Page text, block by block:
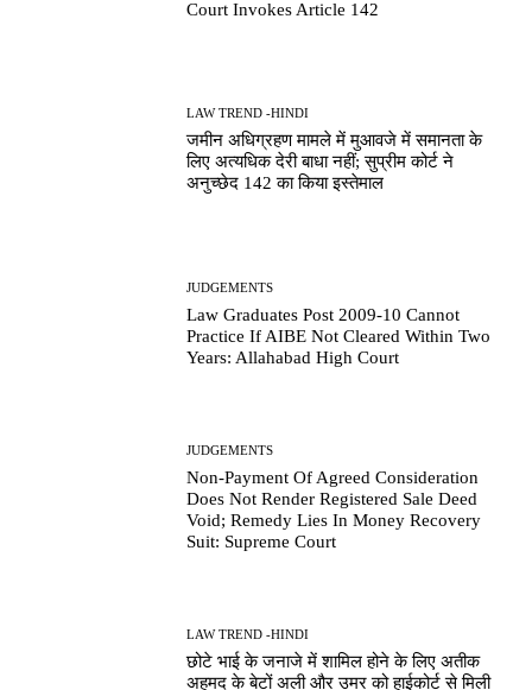
Court Invokes Article 142
LAW TREND -HINDI
जमीन अधिग्रहण मामले में मुआवजे में समानता के
लिए अत्यधिक देरी बाधा नहीं; सुप्रीम कोर्ट ने
अनुच्छेद 142 का किया इस्तेमाल
JUDGEMENTS
Law Graduates Post 2009-10 Cannot
Practice If AIBE Not Cleared Within Two
Years: Allahabad High Court
JUDGEMENTS
Non-Payment Of Agreed Consideration
Does Not Render Registered Sale Deed
Void; Remedy Lies In Money Recovery
Suit: Supreme Court
LAW TREND -HINDI
छोटे भाई के जनाजे में शामिल होने के लिए अतीक
अहमद के बेटों अली और उमर को हाईकोर्ट से मिली